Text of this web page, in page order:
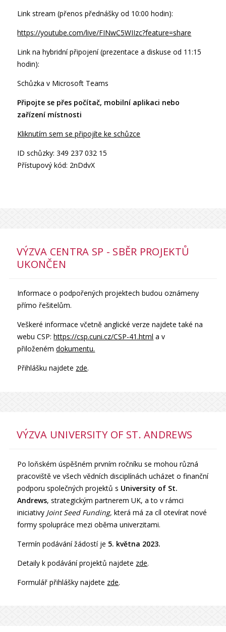
Link stream (přenos přednášky od 10:00 hodin):
https://youtube.com/live/FINwC5WIIzc?feature=share
Link na hybridní připojení (prezentace a diskuse od 11:15
hodin):
Schůzka v Microsoft Teams
Připojte se přes počítač, mobilní aplikaci nebo
zařízení místnosti
Kliknutím sem se připojíte ke schůzce
ID schůzky: 349 237 032 15
Přístupový kód: 2nDdvX
VÝZVA CENTRA SP - SBĚR PROJEKTŮ
UKONČEN
Informace o podpořených projektech budou oznámeny
přímo řešitelům.
Veškeré informace včetně anglické verze najdete také na
webu CSP:https://csp.cuni.cz/CSP-41.html a v
přiloženémdokumentu.
Přihlášku najdete zde.
VÝZVA UNIVERSITY OF ST. ANDREWS
Po loňském úspěšném prvním ročníku se mohou různá
pracoviště ve všech vědních disciplínách ucházet o finanční
podporu společných projektů s University of St.
Andrews, strategickým partnerem UK, a to v rámci
iniciativy Joint Seed Funding,která má za cíl otevírat nové
formy spolupráce mezi oběma univerzitami.
Termín podávání žádostí je 5. května 2023.
Detaily k podávání projektů najdete zde.
Formulář přihlášky najdete zde.